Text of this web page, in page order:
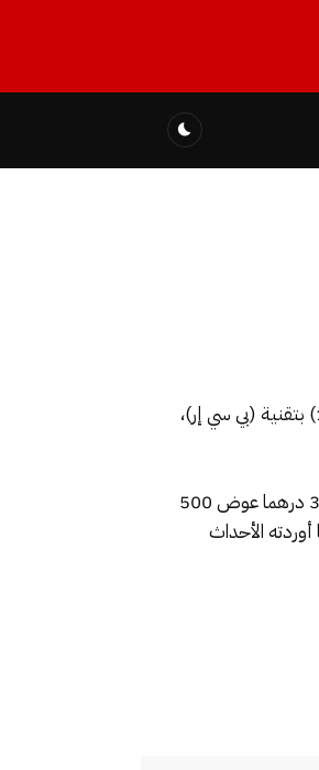
اتفقت المختبرات الخاصة والوكالة الوطنية للتأمين الصحي مبدئيا على اعتماد تعريفة جديدة خاصة باختبارات الكشف عن فيروس كورونا (كوفيد 19) بتقنية (بي سي إر)،
وبهذا الاتفاق المبدئي، ستصبح تعريفة الفحص محددة في 450 درهما عوض 700 درهم بالمختبرات الخاصة، وبالمراكز الاستشفائية الجامعية في 360 درهما عوض 500
أوردته الأحداث